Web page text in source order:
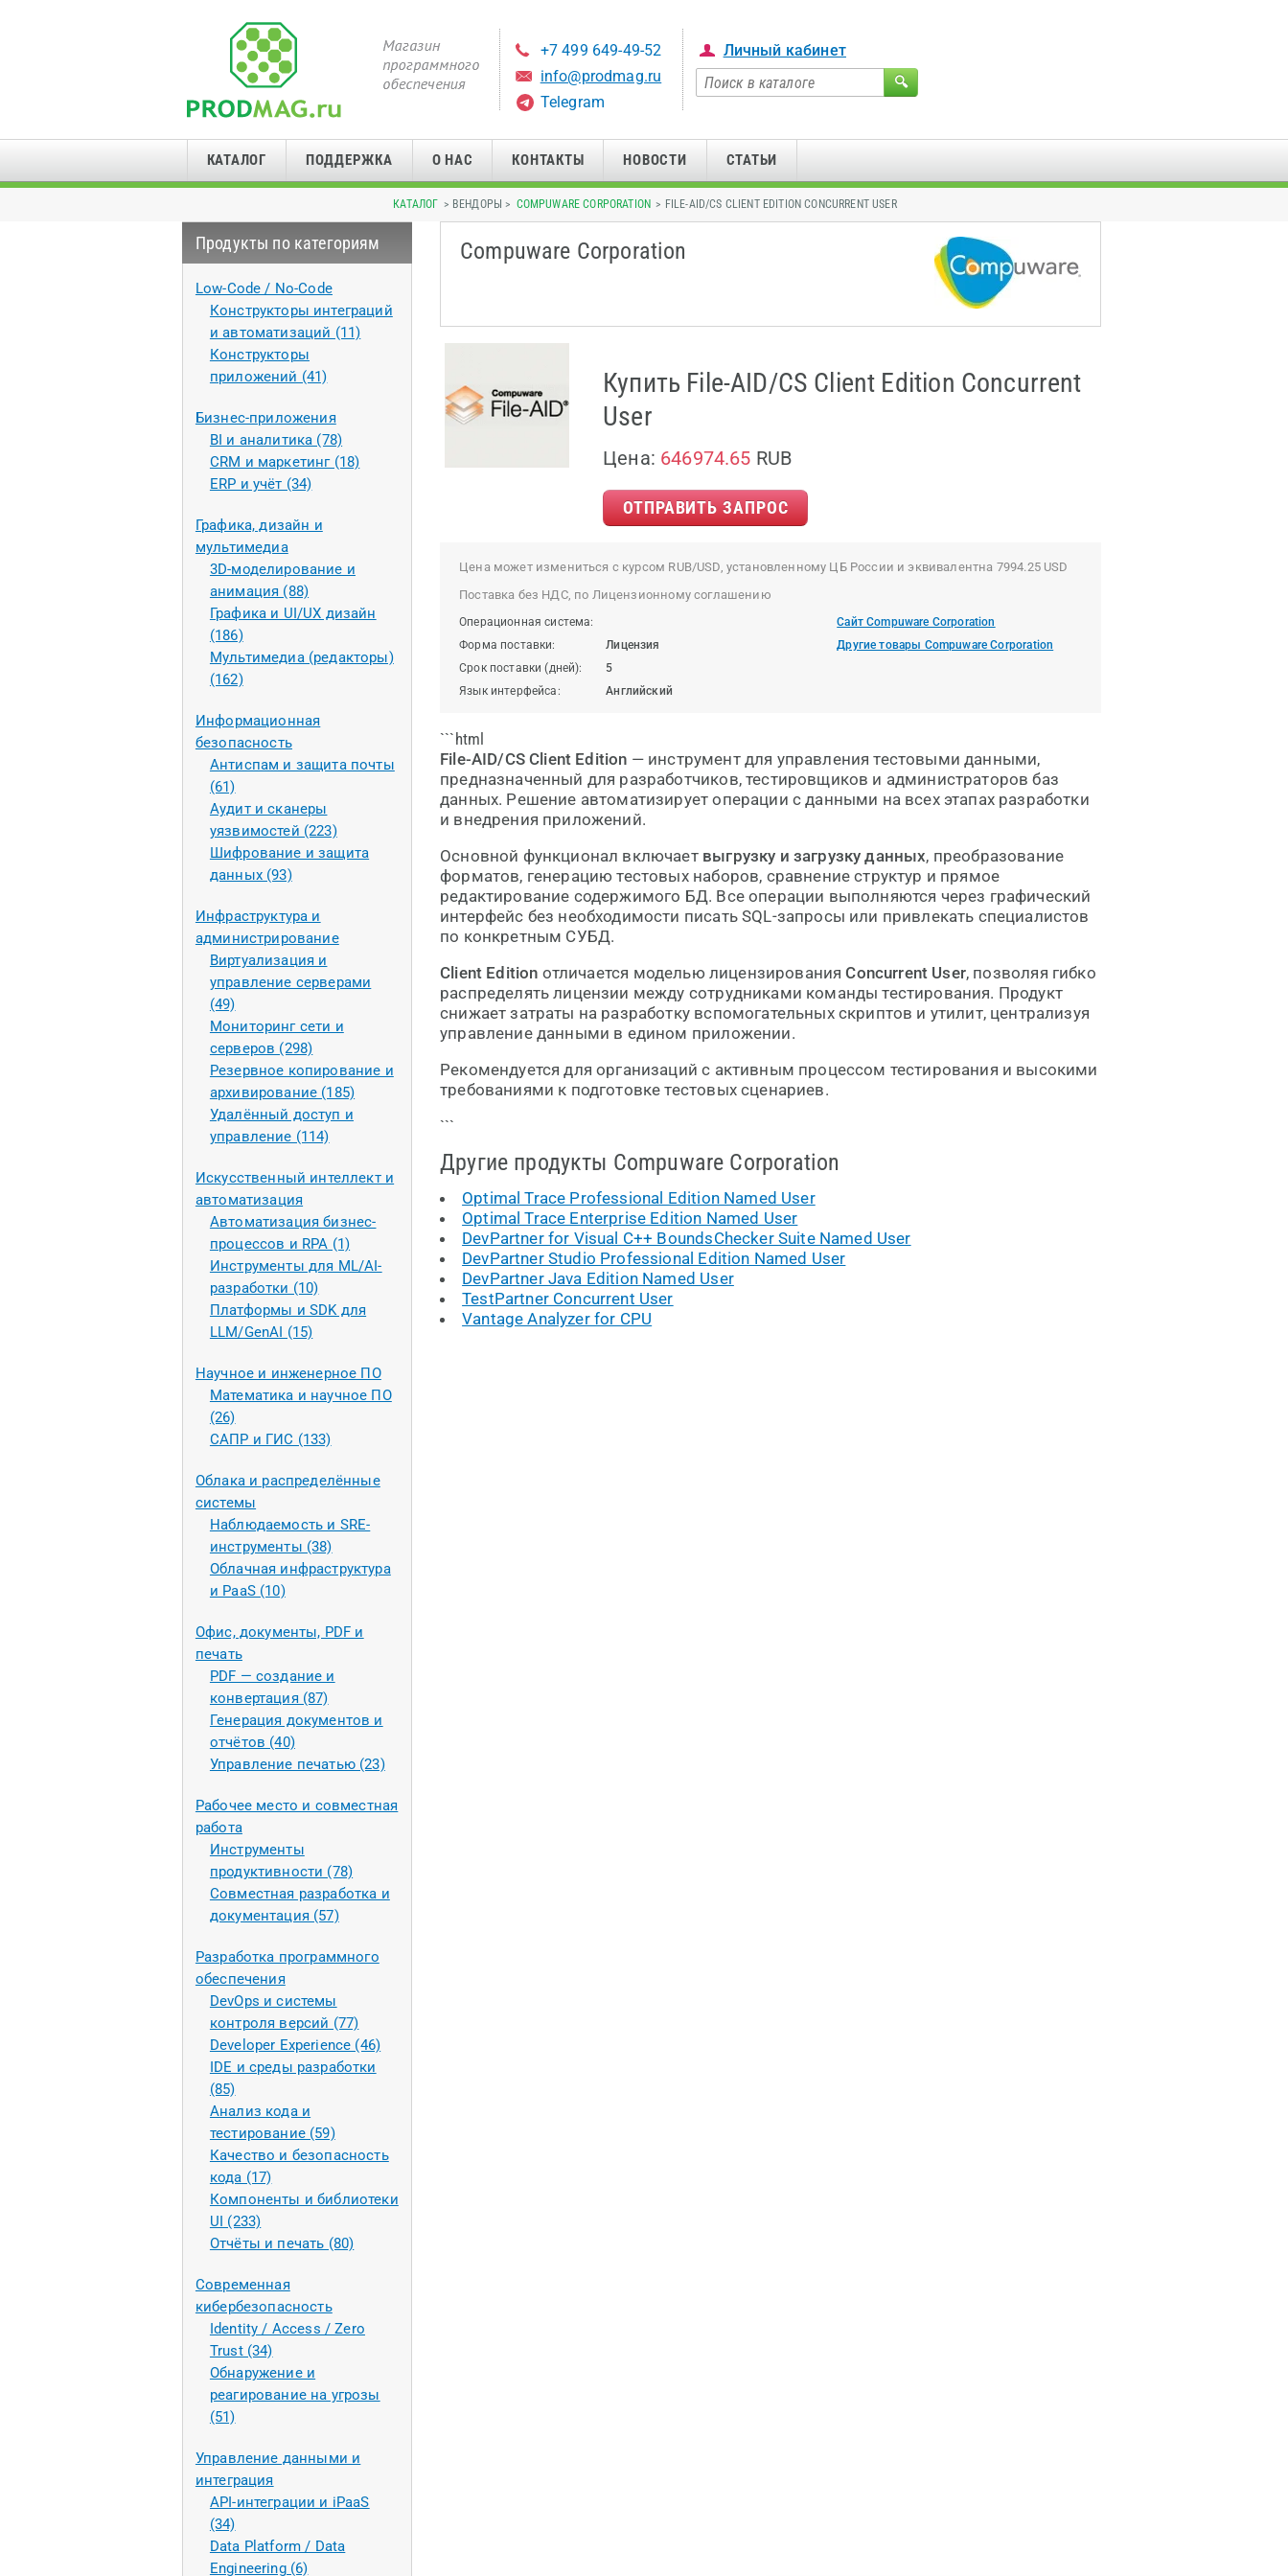
+7 499 649-49-52
info@prodmag.ru
Telegram
Личный кабинет
КАТАЛОГ ПОДДЕРЖКА О НАС КОНТАКТЫ НОВОСТИ СТАТЬИ
КАТАЛОГ > ВЕНДОРЫ > COMPUWARE CORPORATION > FILE-AID/CS CLIENT EDITION CONCURRENT USER
Продукты по категориям
Low-Code / No-Code
Конструкторы интеграций
и автоматизаций (11)
Конструкторы
приложений (41)
Бизнес-приложения
BI и аналитика (78)
CRM и маркетинг (18)
ERP и учёт (34)
Графика, дизайн и
мультимедиа
3D-моделирование и
анимация (88)
Графика и UI/UX дизайн
(186)
Мультимедиа (редакторы)
(162)
Информационная
безопасность
Антиспам и защита почты
(61)
Аудит и сканеры
уязвимостей (223)
Шифрование и защита
данных (93)
Инфраструктура и
администрирование
Виртуализация и
управление серверами
(49)
Мониторинг сети и
серверов (298)
Резервное копирование и
архивирование (185)
Удалённый доступ и
управление (114)
Искусственный интеллект и
автоматизация
Автоматизация бизнес-
процессов и RPA (1)
Инструменты для ML/AI-
разработки (10)
Платформы и SDK для
LLM/GenAI (15)
Научное и инженерное ПО
Математика и научное ПО
(26)
САПР и ГИС (133)
Облака и распределённые
системы
Наблюдаемость и SRE-
инструменты (38)
Облачная инфраструктура
и PaaS (10)
Офис, документы, PDF и
печать
PDF — создание и
конвертация (87)
Генерация документов и
отчётов (40)
Управление печатью (23)
Рабочее место и совместная
работа
Инструменты
продуктивности (78)
Совместная разработка и
документация (57)
Разработка программного
обеспечения
DevOps и системы
контроля версий (77)
Developer Experience (46)
IDE и среды разработки
(85)
Анализ кода и
тестирование (59)
Качество и безопасность
кода (17)
Компоненты и библиотеки
UI (233)
Отчёты и печать (80)
Современная
кибербезопасность
Identity / Access / Zero
Trust (34)
Обнаружение и
реагирование на угрозы
(51)
Управление данными и
интеграция
API-интеграции и iPaaS
(34)
Data Platform / Data
Engineering (6)
Compuware Corporation
Купить File-AID/CS Client Edition Concurrent
User
Цена: 646974.65 RUB
ОТПРАВИТЬ ЗАПРОС
Цена может измениться с курсом RUB/USD, установленному ЦБ России и эквивалентна 7994.25 USD
Поставка без НДС, по Лицензионному соглашению
Операционная система:
Форма поставки:
Лицензия
Срок поставки (дней):
5
Язык интерфейса:
Английский
Сайт Compuware Corporation
Другие товары Compuware Corporation
```html
File-AID/CS Client Edition — инструмент для управления тестовыми данными,
предназначенный для разработчиков, тестировщиков и администраторов баз
данных. Решение автоматизирует операции с данными на всех этапах разработки
и внедрения приложений.
Основной функционал включает выгрузку и загрузку данных, преобразование
форматов, генерацию тестовых наборов, сравнение структур и прямое
редактирование содержимого БД. Все операции выполняются через графический
интерфейс без необходимости писать SQL-запросы или привлекать специалистов
по конкретным СУБД.
Client Edition отличается моделью лицензированияConcurrent User, позволяя гибко
распределять лицензии между сотрудниками команды тестирования. Продукт
снижает затраты на разработку вспомогательных скриптов и утилит, централизуя
управление данными в едином приложении.
Рекомендуется для организаций с активным процессом тестирования и высокими
требованиями к подготовке тестовых сценариев.
```
Другие продукты Compuware Corporation
Optimal Trace Professional Edition Named User
Optimal Trace Enterprise Edition Named User
DevPartner for Visual C++ BoundsChecker Suite Named User
DevPartner Studio Professional Edition Named User
DevPartner Java Edition Named User
TestPartner Concurrent User
Vantage Analyzer for CPU